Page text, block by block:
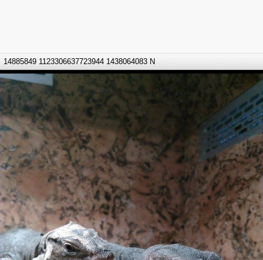
14885849 1123306637723944 1438064083 N